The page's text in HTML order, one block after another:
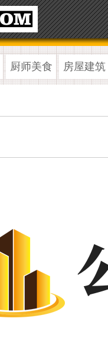
厨师美食 房屋建筑